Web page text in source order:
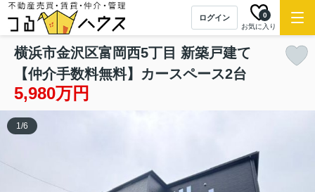
ログイン
お気に入り
0
横浜市金沢区富岡西5丁目 新築戸建て
【仲介手数料無料】カースペース2台
5,980万円
1/6